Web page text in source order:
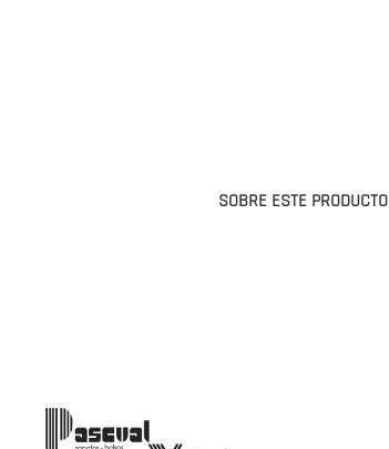
SOBRE ESTE PRODUCTO